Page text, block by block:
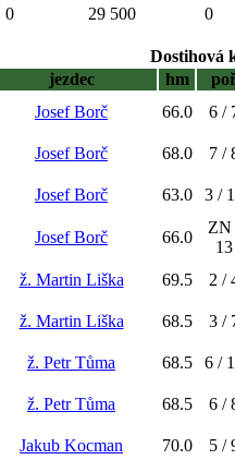
0 29 500 0
Dostihová
jezdec hm
Josef Borč 66.0 6 /
Josef Borč 68.0 7 /
Josef Borč 63.0 3 /
Josef Borč 66.0
ZN
13
ž. Martin Liška 69.5 2 /
ž. Martin Liška 68.5 3 /
ž. Petr Tůma 68.5 6 /
ž. Petr Tůma 68.5 6 /
Jakub Kocman 70.0 5 /